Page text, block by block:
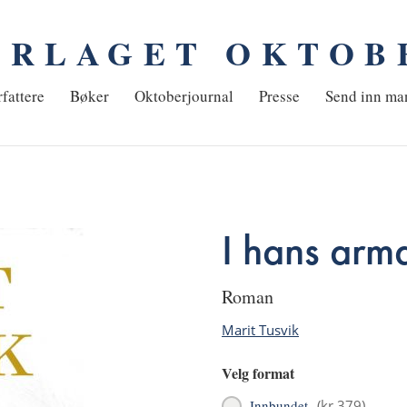
Bøker Oktoberjournal Presse Send inn
I hans
roman
Marit Tusvik
Velg format